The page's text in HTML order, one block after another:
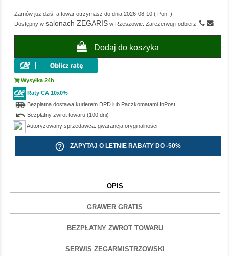
Zamów już dziś, a towar otrzymasz do dnia 2026-08-10 (Pon. ).
Dostępny w salonach ZEGARISw Rzeszowie. Zarezerwuj i odbierz.
Dodaj do koszyka
Wysyłka 24h
Raty CA 10x0%
airport_shuttleBezpłatna dostawa kurierem DPD lub Paczkomatami InPost
undo Bezpłatny zwrot towaru (100 dni)
Autoryzowany sprzedawca: gwarancja oryginalności
help_outline ZAPYTAJ O LETNIE RABATY DO -50%
OPIS
GRAWER GRATIS
BEZPŁATNY ZWROT TOWARU
SERWIS ZEGARMISTRZOWSKI